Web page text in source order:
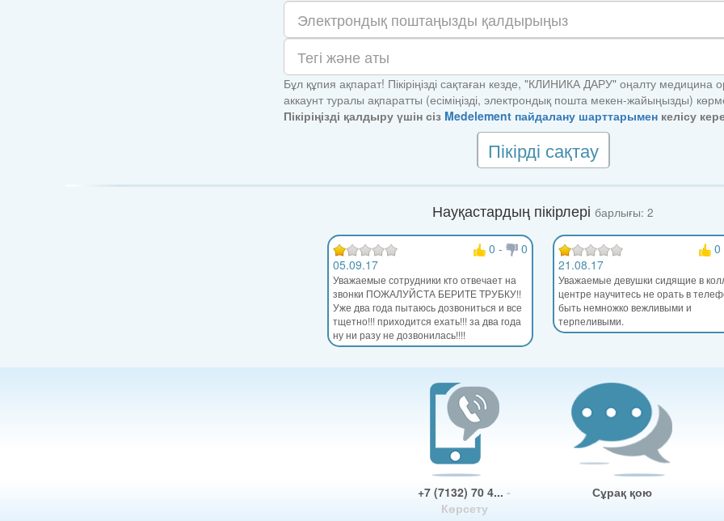
Бұл құпия ақпарат! Пікіріңізді сақтаған кезде, "КЛИНИКА ДАРУ" оңалту медицина
аккаунт туралы ақпаратты (есіміңізді, электрондық пошта мекен-жайыңызды)
Пікіріңізді қалдыру үшін сіз Medelement пайдалану шарттарымен келісу
Пікірді сақтау
Науқастардың пікірлері барлығы: 2
0 -
0
05.09.17
Уважаемые сотрудники кто отвечает на
звонки ПОЖАЛУЙСТА БЕРИТЕ ТРУБКУ!!
Уже два года пытаюсь дозвониться и все
тщетно!!! приходится ехать!!! за два года
ну ни разу не дозвонилась!!!!
0
21.08.17
Уважаемые девушки сидящие в
центре научитесь не орать в
быть немножко вежливыми и
терпеливыми.
+7 (7132) 70 4... -
Көрсету
Сұрақ қою